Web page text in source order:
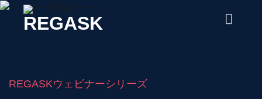
コ
REGASKウェビナーシリーズ